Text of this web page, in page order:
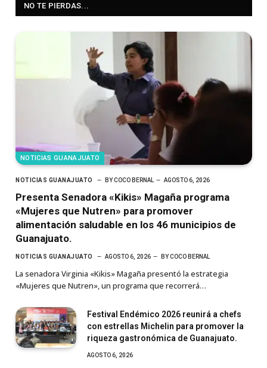
NO TE PIERDAS...
NOTICIAS GUANAJUATO
NOTICIAS GUANAJUATO BY COCO BERNAL AGOSTO 6, 2026
Presenta Senadora «Kikis» Magaña programa
«Mujeres que Nutren» para promover
alimentación saludable en los 46 municipios de
Guanajuato.
NOTICIAS GUANAJUATO AGOSTO 6, 2026 BY COCO BERNAL
La senadora Virginia «Kikis» Magaña presentó la estrategia
«Mujeres que Nutren», un programa que recorrerá…
Festival Endémico 2026 reunirá a chefs
con estrellas Michelin para promover la
riqueza gastronómica de Guanajuato.
AGOSTO 6, 2026